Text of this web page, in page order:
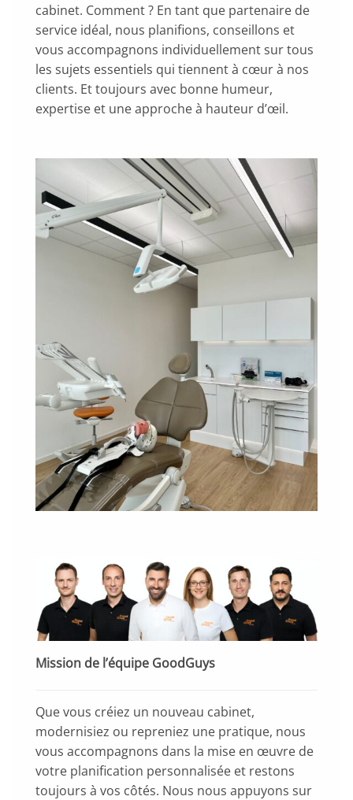
cabinet. Comment ? En tant que partenaire de
service idéal, nous planifions, conseillons et
vous accompagnons individuellement sur tous
les sujets essentiels qui tiennent à cœur à nos
clients. Et toujours avec bonne humeur,
expertise et une approche à hauteur d’œil.
Mission de l’équipe GoodGuys
Que vous créiez un nouveau cabinet,
modernisiez ou repreniez une pratique, nous
vous accompagnons dans la mise en œuvre de
votre planification personnalisée et restons
toujours à vos côtés. Nous nous appuyons sur